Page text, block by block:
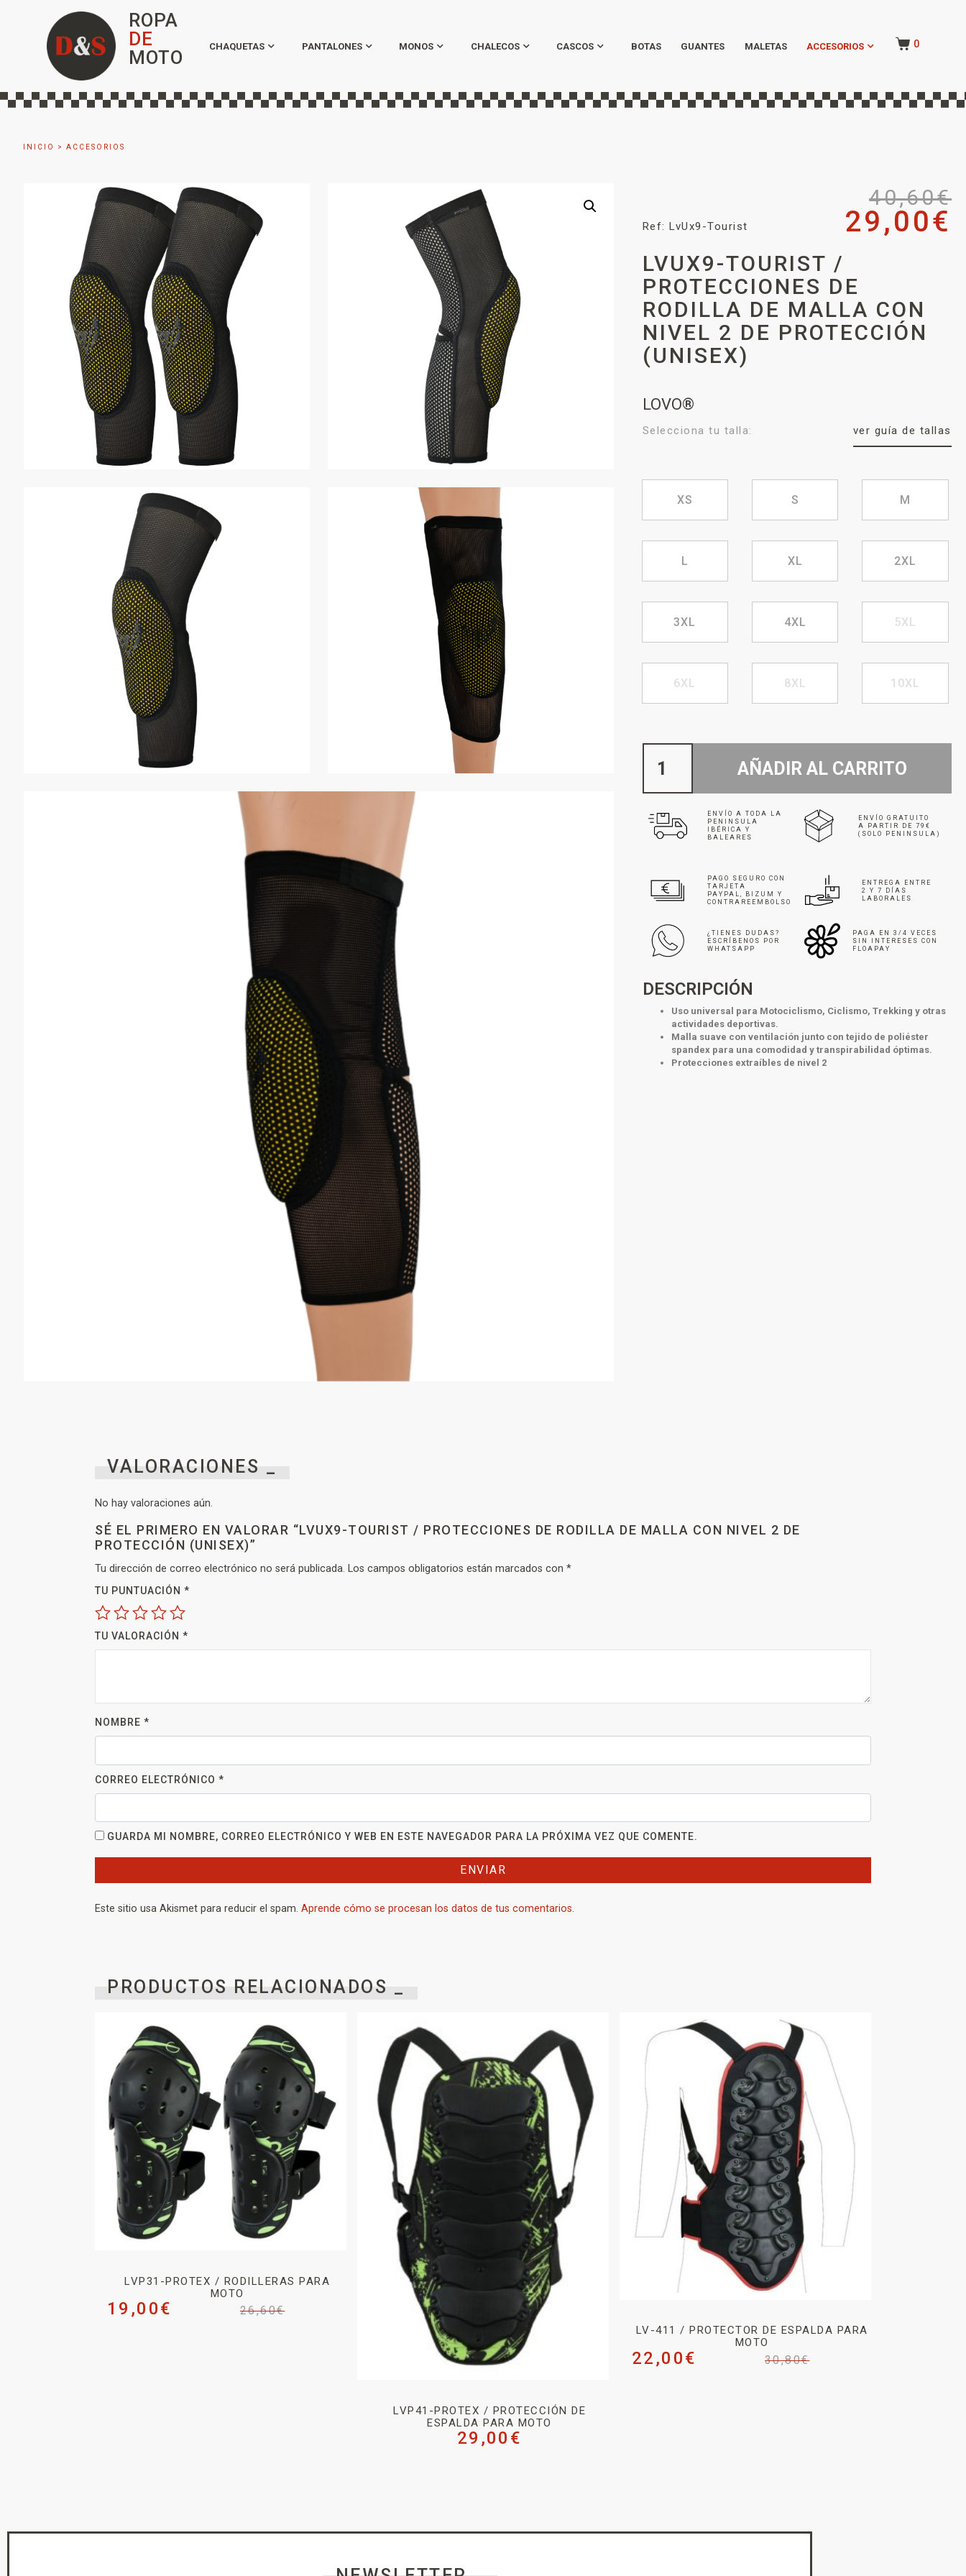
ROPA
DE
MOTO
CHAQUETAS PANTALONES MONOS CHALECOS CASCOS BOTAS GUANTES MALETAS ACCESORIOS 0
INICIO > ACCESORIOS
Ref: LvUx9-Tourist
40,60€
29,00€
LVUX9-TOURIST /
PROTECCIONES DE
RODILLA DE MALLA CON
NIVEL 2 DE PROTECCIÓN
(UNISEX)
LOVO®
Selecciona tu talla: ver guía de tallas
XS S M
L XL 2XL
3XL 4XL 5XL
6XL 8XL 10XL
AÑADIR AL CARRITO
ENVÍO A TODA LA
PENINSULA
IBÉRICA Y
BALEARES
ENVÍO GRATUITO
A PARTIR DE 79€
(SOLO PENINSULA)
PAGO SEGURO CON
TARJETA
PAYPAL, BIZUM Y
CONTRAREEMBOLSO
ENTREGA ENTRE
2 Y 7 DÍAS
LABORALES
¿TIENES DUDAS?
ESCRÍBENOS POR
WHATSAPP
PAGA EN 3/4 VECES
SIN INTERESES CON
FLOAPAY
DESCRIPCIÓN
Uso universal para Motociclismo, Ciclismo, Trekking y otras
actividades deportivas.
Malla suave con ventilación junto con tejido de poliéster
spandex para una comodidad y transpirabilidad óptimas.
Protecciones extraíbles de nivel 2
VALORACIONES _
No hay valoraciones aún.
SÉ EL PRIMERO EN VALORAR “LVUX9-TOURIST / PROTECCIONES DE RODILLA DE MALLA CON NIVEL 2 DE
PROTECCIÓN (UNISEX)”
Tu dirección de correo electrónico no será publicada. Los campos obligatorios están marcados con *
TU PUNTUACIÓN *
TU VALORACIÓN *
NOMBRE *
CORREO ELECTRÓNICO *
GUARDA MI NOMBRE, CORREO ELECTRÓNICO Y WEB EN ESTE NAVEGADOR PARA LA PRÓXIMA VEZ QUE COMENTE.
Este sitio usa Akismet para reducir el spam. Aprende cómo se procesan los datos de tus comentarios.
PRODUCTOS RELACIONADOS _
LVP31-PROTEX / RODILLERAS PARA
MOTO
26,60€
19,00€
LVP41-PROTEX / PROTECCIÓN DE
ESPALDA PARA MOTO
29,00 €
LV-411 / PROTECTOR DE ESPALDA PARA
MOTO
30,80€
22,00€